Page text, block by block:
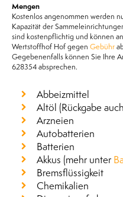
Mengen
Kostenlos angenommen werden
Kapazität der
sind kostenpflichtig und können
Wertstoffhof Hof gegen Gebühr
Gegebenenfalls können Sie Ihre
628354 absprechen.
Abbeizmittel
Altöl (Rückgabe
Arzneien
Autobatterien
Batterien
Akkus (mehr unter
Bremsflüssigkeit
Chemikalien